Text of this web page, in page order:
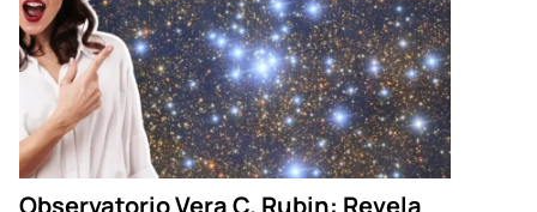
Observatorio Vera C. Rubin: Revela